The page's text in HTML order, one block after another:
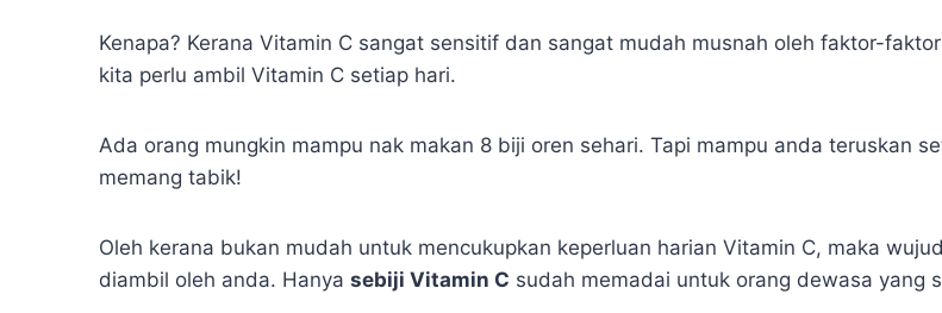
Kenapa? Kerana Vitamin C sangat sensitif dan sangat mudah musnah oleh faktor-
kita perlu ambil Vitamin C setiap hari.
Ada orang mungkin mampu nak makan 8 biji oren sehari. Tapi mampu anda teruskan
memang tabik!
Oleh kerana bukan mudah untuk mencukupkan keperluan harian Vitamin C, maka
diambil oleh anda. Hanya sebiji Vitamin C sudah memadai untuk orang dewasa yang